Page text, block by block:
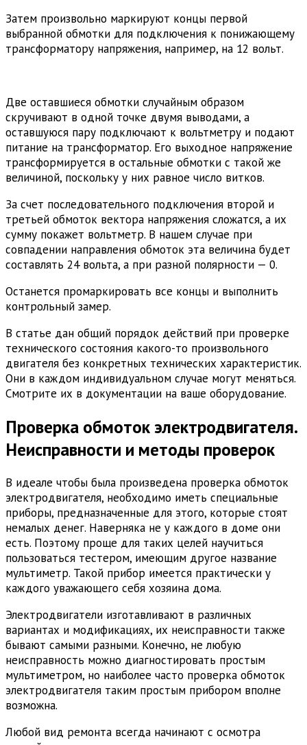
Затем произвольно маркируют концы первой
выбранной обмотки для подключения к понижающему
трансформатору напряжения, например, на 12 вольт.
Две оставшиеся обмотки случайным образом
скручивают в одной точке двумя выводами, а
оставшуюся пару подключают к вольтметру и подают
питание на трансформатор. Его выходное напряжение
трансформируется в остальные обмотки с такой же
величиной, поскольку у них равное число витков.
За счет последовательного подключения второй и
третьей обмоток вектора напряжения сложатся, а их
сумму покажет вольтметр. В нашем случае при
совпадении направления обмоток эта величина будет
составлять 24 вольта, а при разной полярности — 0.
Останется промаркировать все концы и выполнить
контрольный замер.
В статье дан общий порядок действий при проверке
технического состояния какого-то произвольного
двигателя без конкретных технических характеристик.
Они в каждом индивидуальном случае могут меняться.
Смотрите их в документации на ваше оборудование.
Проверка обмоток электродвигателя.
Неисправности и методы проверок
В идеале чтобы была произведена проверка обмоток
электродвигателя, необходимо иметь специальные
приборы, предназначенные для этого, которые стоят
немалых денег. Наверняка не у каждого в доме они
есть. Поэтому проще для таких целей научиться
пользоваться тестером, имеющим другое название
мультиметр. Такой прибор имеется практически у
каждого уважающего себя хозяина дома.
Электродвигатели изготавливают в различных
вариантах и модификациях, их неисправности также
бывают самыми разными. Конечно, не любую
неисправность можно диагностировать простым
мультиметром, но наиболее часто проверка обмоток
электродвигателя таким простым прибором вполне
возможна.
Любой вид ремонта всегда начинают с осмотра